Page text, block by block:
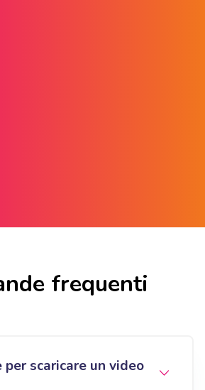
frequenti
per scaricare un video